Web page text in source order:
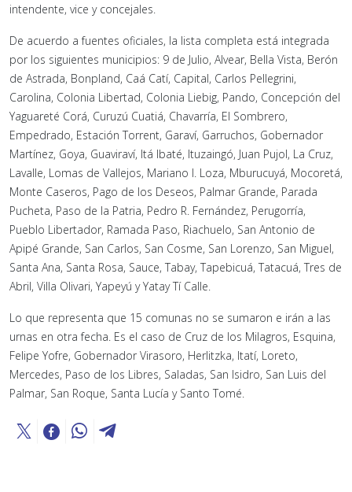
intendente, vice y concejales.
De acuerdo a fuentes oficiales, la lista completa está integrada
por los siguientes municipios: 9 de Julio, Alvear, Bella Vista, Berón
de Astrada, Bonpland, Caá Catí, Capital, Carlos Pellegrini,
Carolina, Colonia Libertad, Colonia Liebig, Pando, Concepción del
Yaguareté Corá, Curuzú Cuatiá, Chavarría, El Sombrero,
Empedrado, Estación Torrent, Garaví, Garruchos, Gobernador
Martínez, Goya, Guaviraví, Itá Ibaté, Ituzaingó, Juan Pujol, La Cruz,
Lavalle, Lomas de Vallejos, Mariano I. Loza, Mburucuyá, Mocoretá,
Monte Caseros, Pago de los Deseos, Palmar Grande, Parada
Pucheta, Paso de la Patria, Pedro R. Fernández, Perugorría,
Pueblo Libertador, Ramada Paso, Riachuelo, San Antonio de
Apipé Grande, San Carlos, San Cosme, San Lorenzo, San Miguel,
Santa Ana, Santa Rosa, Sauce, Tabay, Tapebicuá, Tatacuá, Tres de
Abril, Villa Olivari, Yapeyú y Yatay Tí Calle.
Lo que representa que 15 comunas no se sumaron e irán a las
urnas en otra fecha. Es el caso de Cruz de los Milagros, Esquina,
Felipe Yofre, Gobernador Virasoro, Herlitzka, Itatí, Loreto,
Mercedes, Paso de los Libres, Saladas, San Isidro, San Luis del
Palmar, San Roque, Santa Lucía y Santo Tomé.